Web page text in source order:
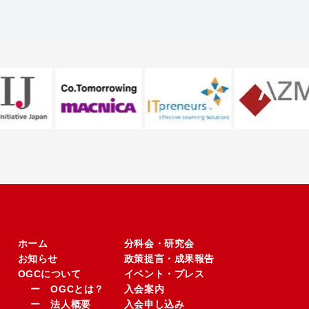
ホーム
お知らせ
OGCについて
ー OGCとは？
ー 法人概要
分科会・研究会
政策提言・成果報告
イベント・プレス
入会案内
入会申し込み